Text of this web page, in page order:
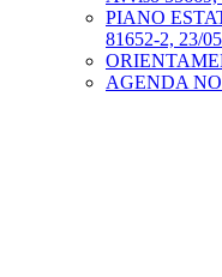
PIANO
81652-2, 23/
AGENDA